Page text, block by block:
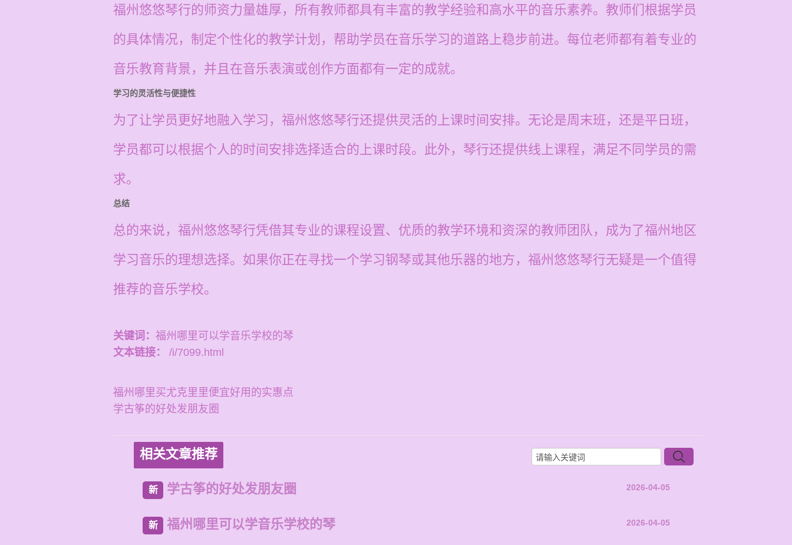
福州悠悠琴行的师资力量雄厚，所有教师都具有丰富的教学经验和高水平的音乐素养。教师们根据学员
的具体情况，制定个性化的教学计划，帮助学员在音乐学习的道路上稳步前进。每位老师都有着专业的
音乐教育背景，并且在音乐表演或创作方面都有一定的成就。
学习的灵活性与便捷性
为了让学员更好地融入学习，福州悠悠琴行还提供灵活的上课时间安排。无论是周末班，还是平日班，
学员都可以根据个人的时间安排选择适合的上课时段。此外，琴行还提供线上课程，满足不同学员的需
求。
总结
总的来说，福州悠悠琴行凭借其专业的课程设置、优质的教学环境和资深的教师团队，成为了福州地区
学习音乐的理想选择。如果你正在寻找一个学习钢琴或其他乐器的地方，福州悠悠琴行无疑是一个值得
推荐的音乐学校。
关键词： 福州哪里可以学音乐学校的琴
文本链接：
/i/7099.html
福州哪里买尤克里里便宜好用的实惠点
学古筝的好处发朋友圈
相关文章推荐
新 学古筝的好处发朋友圈 2026-04-05
新 福州哪里可以学音乐学校的琴 2026-04-05